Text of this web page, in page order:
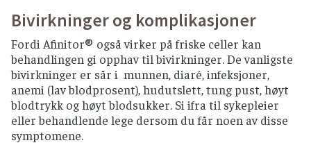
Bivirkninger og komplikasjoner
Fordi Afinitor® også virker på friske celler kan
behandlingen gi opphav til bivirkninger. De vanligste
bivirkninger er sår i munnen, diaré, infeksjoner,
anemi (lav blodprosent), hudutslett, tung pust, høyt
blodtrykk og høyt blodsukker. Si ifra til sykepleier
eller behandlende lege dersom du får noen av disse
symptomene.